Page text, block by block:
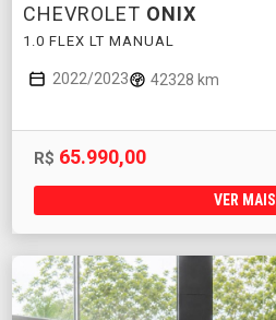
CHEVROLET ONIX
1.0 FLEX LT MANUAL
2022/2023 42328 km
R$ 65.990,00
VER MAIS